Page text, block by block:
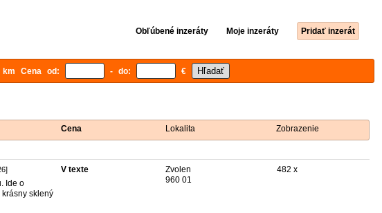
Obľúbené inzeráty Moje inzeráty Pridať inzerát
km Cena od: - do: €
Cena Lokalita Zobrazenie
Ide o
sklený
V texte
Zvolen
960 01
482 x